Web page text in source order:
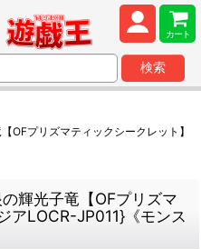
カート
検索
OFプリズマティックシークレット】
輝光子竜【OFプリズマ
アLOCR-JP011}《モンス